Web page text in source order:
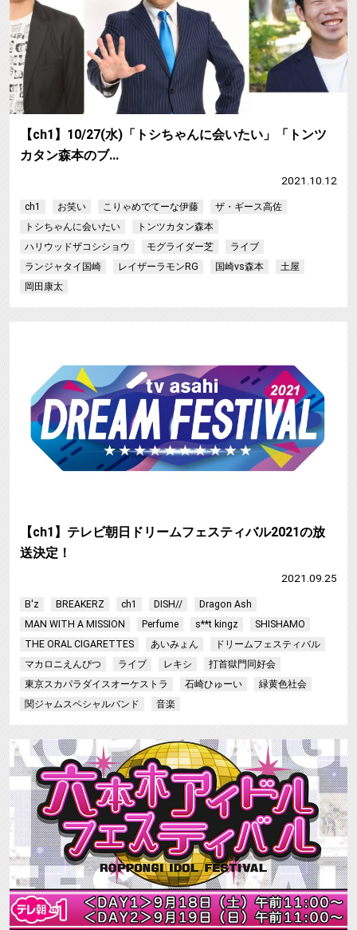
【ch1】10/27(水)「トシちゃんに会いたい」「トンツ
カタン森本のブ…
2021.10.12
ch1 お笑い こりゃめでてーな伊藤
ザ・ギース高佐
トシちゃんに会いたい
トンツカタン森本
ハリウッドザコシショウ
モグライダー芝
ライブ
ランジャタイ国崎
レイザーラモンRG 国崎vs森本
土屋
岡田康太
【ch1】テレビ朝日ドリームフェスティバル2021の放
送決定！
2021.09.25
B'z BREAKERZ ch1 DISH//
Dragon Ash
MAN WITH A MISSION
Perfume s**t kingz
SHISHAMO
THE ORAL CIGARETTES
あいみょん
ドリームフェスティバル
マカロニえんぴつ
ライブ レキシ
打首獄門同好会
東京スカパラダイスオーケストラ
石崎ひゅーい
緑黄色社会
関ジャムスペシャルバンド
音楽